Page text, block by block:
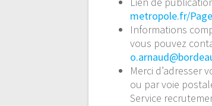
metropole.fr/
Informations
vous pouvez
Merci d’adresser
ou par voie
Service